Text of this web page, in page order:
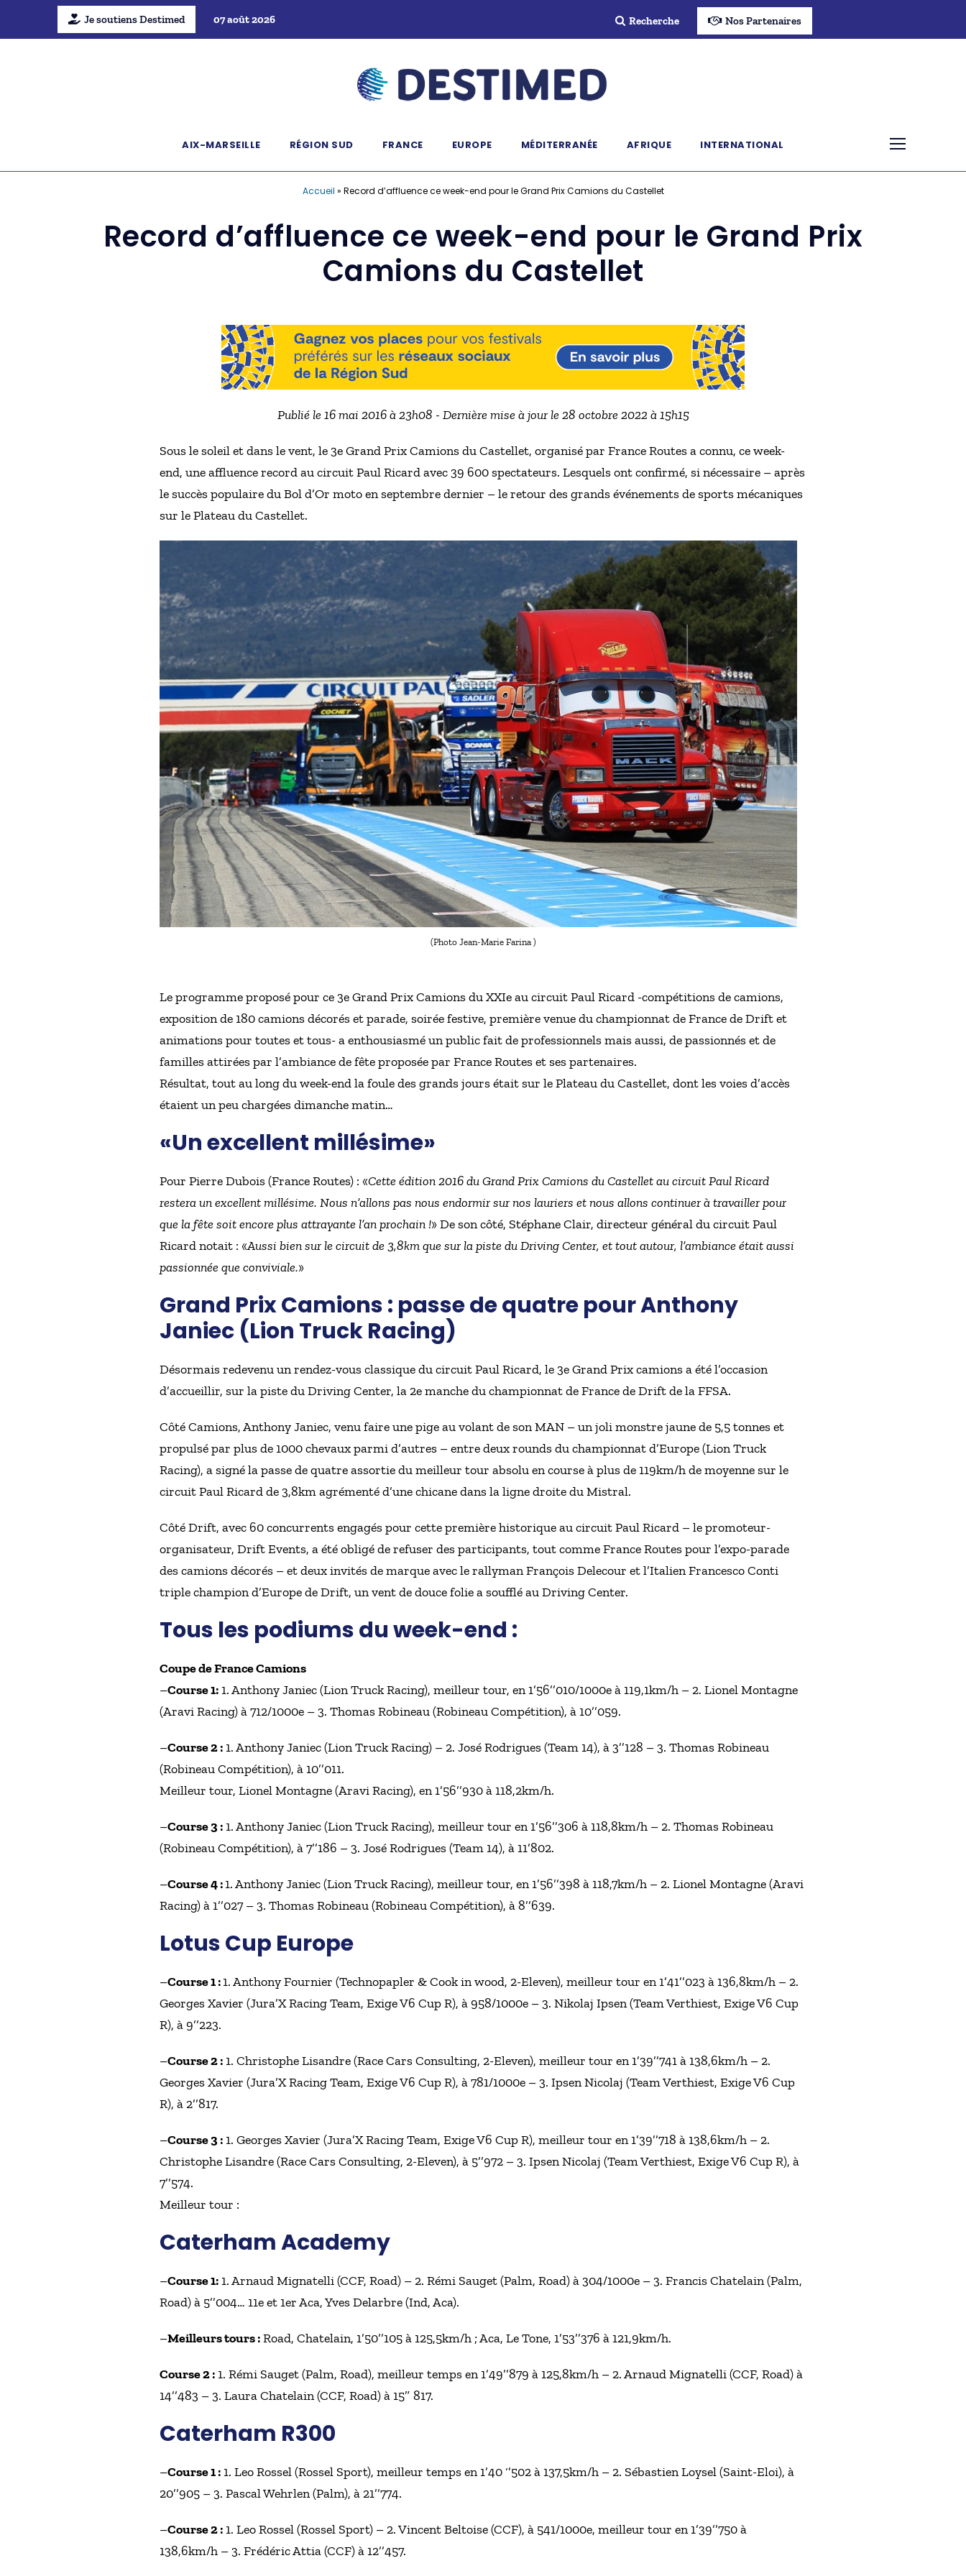
Je soutiens Destimed 07 août 2026 Recherche Nos Partenaires
AIX-MARSEILLE RÉGION SUD FRANCE EUROPE MÉDITERRANÉE AFRIQUE INTERNATIONAL
Accueil » Record d’affluence ce week-end pour le Grand Prix Camions du Castellet
Record d’affluence ce week-end pour le Grand Prix
Camions du Castellet
Publié le 16 mai 2016 à 23h08 - Dernière mise à jour le 28 octobre 2022 à 15h15
Sous le soleil et dans le vent, le 3e Grand Prix Camions du Castellet, organisé par France Routes a connu, ce week-
end, une affluence record au circuit Paul Ricard avec 39 600 spectateurs. Lesquels ont confirmé, si nécessaire – après
le succès populaire du Bol d’Or moto en septembre dernier – le retour des grands événements de sports mécaniques
sur le Plateau du Castellet.
(Photo Jean-Marie Farina )
Le programme proposé pour ce 3e Grand Prix Camions du XXIe au circuit Paul Ricard -compétitions de camions,
exposition de 180 camions décorés et parade, soirée festive, première venue du championnat de France de Drift et
animations pour toutes et tous- a enthousiasmé un public fait de professionnels mais aussi, de passionnés et de
familles attirées par l’ambiance de fête proposée par France Routes et ses partenaires.
Résultat, tout au long du week-end la foule des grands jours était sur le Plateau du Castellet, dont les voies d’accès
étaient un peu chargées dimanche matin…
«Un excellent millésime»
Pour Pierre Dubois (France Routes) : «Cette édition 2016 du Grand Prix Camions du Castellet au circuit Paul Ricard
restera un excellent millésime. Nous n’allons pas nous endormir sur nos lauriers et nous allons continuer à travailler pour
que la fête soit encore plus attrayante l’an prochain !» De son côté, Stéphane Clair, directeur général du circuit Paul
Ricard notait : «Aussi bien sur le circuit de 3,8km que sur la piste du Driving Center, et tout autour, l’ambiance était aussi
passionnée que conviviale.»
Grand Prix Camions : passe de quatre pour Anthony
Janiec (Lion Truck Racing)
Désormais redevenu un rendez-vous classique du circuit Paul Ricard, le 3e Grand Prix camions a été l’occasion
d’accueillir, sur la piste du Driving Center, la 2e manche du championnat de France de Drift de la FFSA.
Côté Camions, Anthony Janiec, venu faire une pige au volant de son MAN – un joli monstre jaune de 5,5 tonnes et
propulsé par plus de 1000 chevaux parmi d’autres – entre deux rounds du championnat d’Europe (Lion Truck
Racing), a signé la passe de quatre assortie du meilleur tour absolu en course à plus de 119km/h de moyenne sur le
circuit Paul Ricard de 3,8km agrémenté d’une chicane dans la ligne droite du Mistral.
Côté Drift, avec 60 concurrents engagés pour cette première historique au circuit Paul Ricard – le promoteur-
organisateur, Drift Events, a été obligé de refuser des participants, tout comme France Routes pour l’expo-parade
des camions décorés – et deux invités de marque avec le rallyman François Delecour et l’Italien Francesco Conti
triple champion d’Europe de Drift, un vent de douce folie a soufflé au Driving Center.
Tous les podiums du week-end :
Coupe de France Camions
–Course 1: 1. Anthony Janiec (Lion Truck Racing), meilleur tour, en 1’56’’010/1000e à 119,1km/h – 2. Lionel Montagne
(Aravi Racing) à 712/1000e – 3. Thomas Robineau (Robineau Compétition), à 10’’059.
–Course 2 : 1. Anthony Janiec (Lion Truck Racing) – 2. José Rodrigues (Team 14), à 3’’128 – 3. Thomas Robineau
(Robineau Compétition), à 10’’011.
Meilleur tour, Lionel Montagne (Aravi Racing), en 1’56’’930 à 118,2km/h.
–Course 3 : 1. Anthony Janiec (Lion Truck Racing), meilleur tour en 1’56’’306 à 118,8km/h – 2. Thomas Robineau
(Robineau Compétition), à 7’’186 – 3. José Rodrigues (Team 14), à 11’802.
–Course 4 :1. Anthony Janiec (Lion Truck Racing), meilleur tour, en 1’56’’398 à 118,7km/h – 2. Lionel Montagne (Aravi
Racing) à 1’’027 – 3. Thomas Robineau (Robineau Compétition), à 8’’639.
Lotus Cup Europe
–Course 1 :1. Anthony Fournier (Technopapler & Cook in wood, 2-Eleven), meilleur tour en 1’41’’023 à 136,8km/h – 2.
Georges Xavier (Jura’X Racing Team, Exige V6 Cup R), à 958/1000e – 3. Nikolaj Ipsen (Team Verthiest, Exige V6 Cup
R), à 9’’223.
–Course 2 : 1. Christophe Lisandre (Race Cars Consulting, 2-Eleven), meilleur tour en 1’39’’741 à 138,6km/h – 2.
Georges Xavier (Jura’X Racing Team, Exige V6 Cup R), à 781/1000e – 3. Ipsen Nicolaj (Team Verthiest, Exige V6 Cup
R), à 2’’817.
–Course 3 : 1. Georges Xavier (Jura’X Racing Team, Exige V6 Cup R), meilleur tour en 1’39’’718 à 138,6km/h – 2.
Christophe Lisandre (Race Cars Consulting, 2-Eleven), à 5’’972 – 3. Ipsen Nicolaj (Team Verthiest, Exige V6 Cup R), à
7’’574.
Meilleur tour :
Caterham Academy
–Course 1: 1. Arnaud Mignatelli (CCF, Road) – 2. Rémi Sauget (Palm, Road) à 304/1000e – 3. Francis Chatelain (Palm,
Road) à 5’’004… 11e et 1er Aca, Yves Delarbre (Ind, Aca).
–Meilleurs tours :Road, Chatelain, 1’50’’105 à 125,5km/h ; Aca, Le Tone, 1’53’’376 à 121,9km/h.
Course 2 : 1. Rémi Sauget (Palm, Road), meilleur temps en 1’49’’879 à 125,8km/h – 2. Arnaud Mignatelli (CCF, Road) à
14’’483 – 3. Laura Chatelain (CCF, Road) à 15″ 817.
Caterham R300
–Course 1 : 1. Leo Rossel (Rossel Sport), meilleur temps en 1’40 ‘’502 à 137,5km/h – 2. Sébastien Loysel (Saint-Eloi), à
20’’905 – 3. Pascal Wehrlen (Palm), à 21’’774.
–Course 2 : 1. Leo Rossel (Rossel Sport) – 2. Vincent Beltoise (CCF), à 541/1000e, meilleur tour en 1’39’’750 à
138,6km/h – 3. Frédéric Attia (CCF) à 12’’457.